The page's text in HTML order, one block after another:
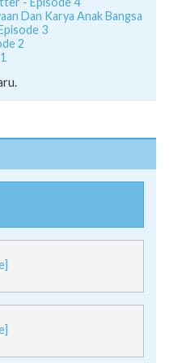
Dan Karya Anak Bangsa
3
2